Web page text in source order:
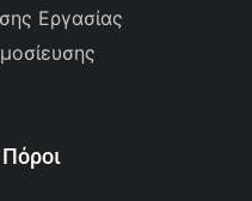
Εργασίας